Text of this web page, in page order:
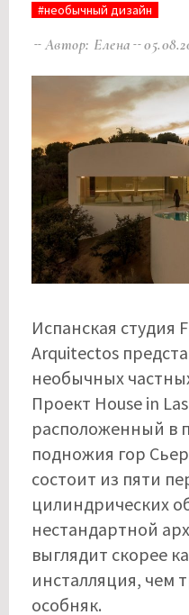
#необычный дизайн
Автор: Елена
Испанская студия
Arquitectos
необычных
Проект House in
расположенный в
подножия гор
состоит из пяти
цилиндрических
нестандартной
выглядит скорее
инсталляция, чем
особняк.